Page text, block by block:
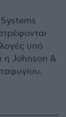
υπό
η Johnson &